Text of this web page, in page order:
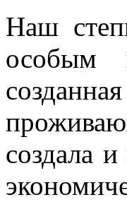
Наш
особым
создала